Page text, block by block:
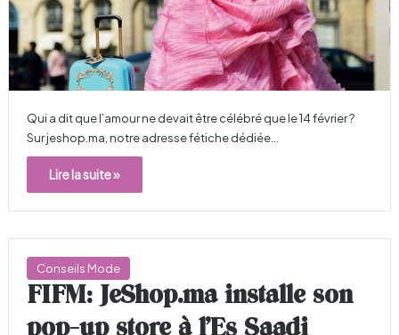
Qui a dit que l’amour ne devait être célébré que le 14 février ?
Sur jeshop.ma, notre adresse fétiche dédiée…
Lire la suite »
Conseils Mode
FIFM: JeShop.ma installe son